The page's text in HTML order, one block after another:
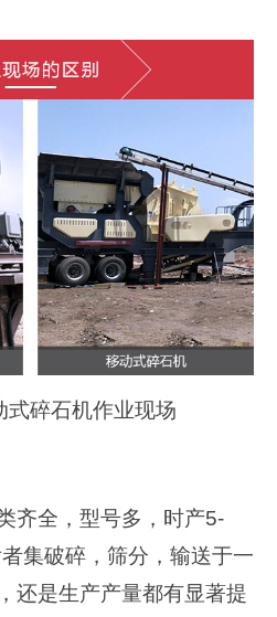
式碎石机作业现场
齐全，型号多，时产5-
集破碎，筛分，输送于一
还是生产产量都有显著提